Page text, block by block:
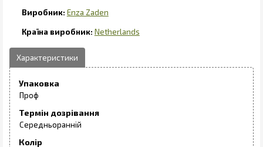
Enza Zaden
Netherlands
Упаковка
Проф
Термін дозрівання
Середньоранній
Колір